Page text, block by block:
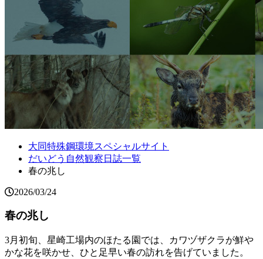
大同特殊鋼環境スペシャルサイト
だいどう自然観察日誌一覧
春の兆し
2026/03/24
春の兆し
3月初旬、星崎工場内のほたる園では、カワヅザクラが鮮や
かな花を咲かせ、ひと足早い春の訪れを告げていました。